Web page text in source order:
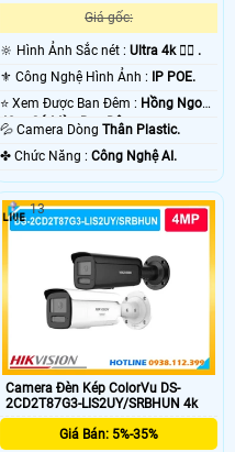
Giá gốc:
🔆 Hình Ảnh Sắc nét :Ultra 4k 👍🏾 .
⚜️ Công Nghệ Hình Ảnh :
IP POE.
⭐ Xem Được Ban Đêm : Hồng Ngoại
40m Có Màu Ban Ðêm.
💦 Camera DòngThân Plastic.
️✤ Chức Năng :Công Nghệ AI.
Camera Đèn Kép ColorVu DS-
2CD2T87G3-LIS2UY/SRBHUN 4k
Giá Bán: 5%-35%
13